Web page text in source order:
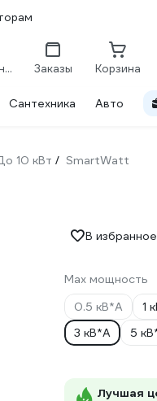
Сравнение Заказы Корзина
Сантехника Авто
10 кВт / SmartWatt
В избранное
Max мощность
0.5 кВ*А
1
3 кВ*А
5
Лучшая